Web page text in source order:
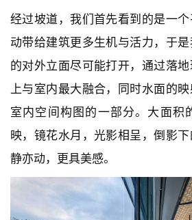
经过坡道，我们首先看到的是一
动带给建筑更多生机与活力，于
的对外立面尽可能打开，通过落
上与室内最大融合，同时水面的
室内空间构图的一部分。大面积
映，镜花水月，光影相呈，倒影
静亦动，更具美感。